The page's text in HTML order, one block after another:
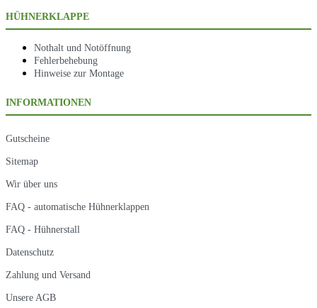
HÜHNERKLAPPE
Nothalt und Notöffnung
Fehlerbehebung
Hinweise zur Montage
INFORMATIONEN
Gutscheine
Sitemap
Wir über uns
FAQ - automatische Hühnerklappen
FAQ - Hühnerstall
Datenschutz
Zahlung und Versand
Unsere AGB